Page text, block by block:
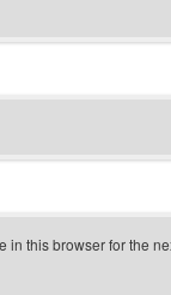
in this browser for the